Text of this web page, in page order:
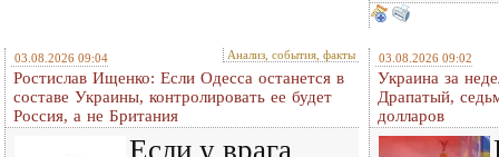
03.08.2026 09:04 Анализ, события, факты
Ростислав Ищенко: Если Одесса останется в
составе Украины, контролировать ее будет
Россия, а не Британия
Если у врага
03.08.2026 09:02
Украина за
Драпатый,
долларов